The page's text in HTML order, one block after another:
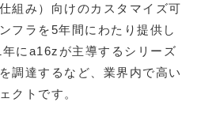
組み）向けのカスタマイズ可
フラを5年間にわたり提供し
にa16zが主導するシリーズ
調達するなど、業界内で高い
クトです。